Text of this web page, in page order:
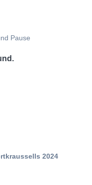
Pause
2024